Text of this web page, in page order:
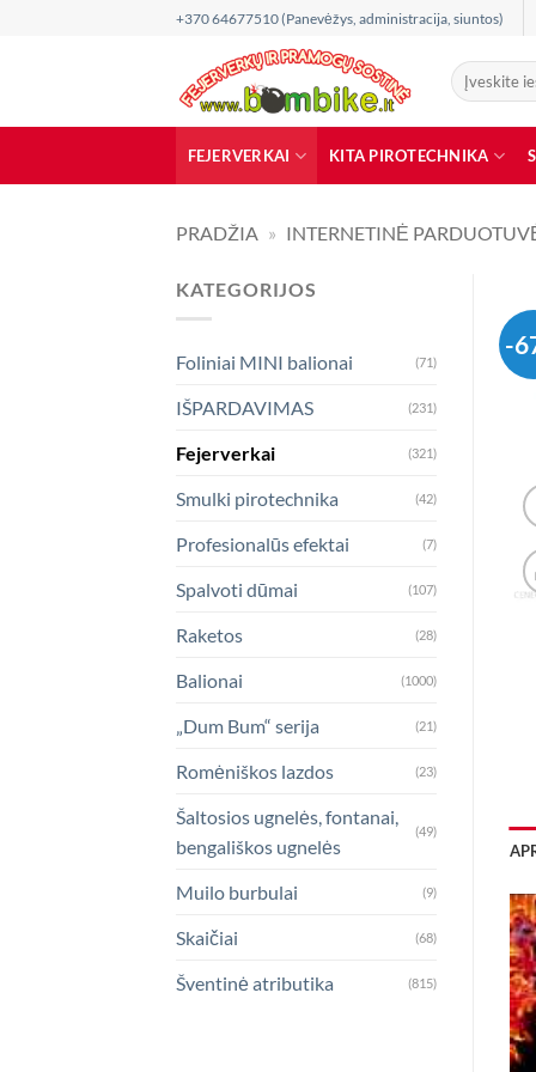
+370 64677510 (Panevėžys, administracija, siuntos)
Ieškoti:
FEJERVERKAI KITA PIROTECHNIKA
PRADŽIA » INTERNETINĖ
KATEGORIJOS
Foliniai MINI balionai (71)
IŠPARDAVIMAS (231)
Fejerverkai (321)
Smulki pirotechnika (42)
Profesionalūs efektai (7)
Spalvoti dūmai (107)
Raketos (28)
Balionai (1000)
„Dum Bum“ serija (21)
Romėniškos lazdos (23)
Šaltosios ugnelės, fontanai,
bengališkos ugnelės
(49)
Muilo burbulai (9)
Skaičiai (68)
Šventinė atributika (815)
-